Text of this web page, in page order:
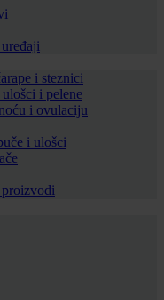
i steznici
i pelene
i ovulaciju
i ulošci